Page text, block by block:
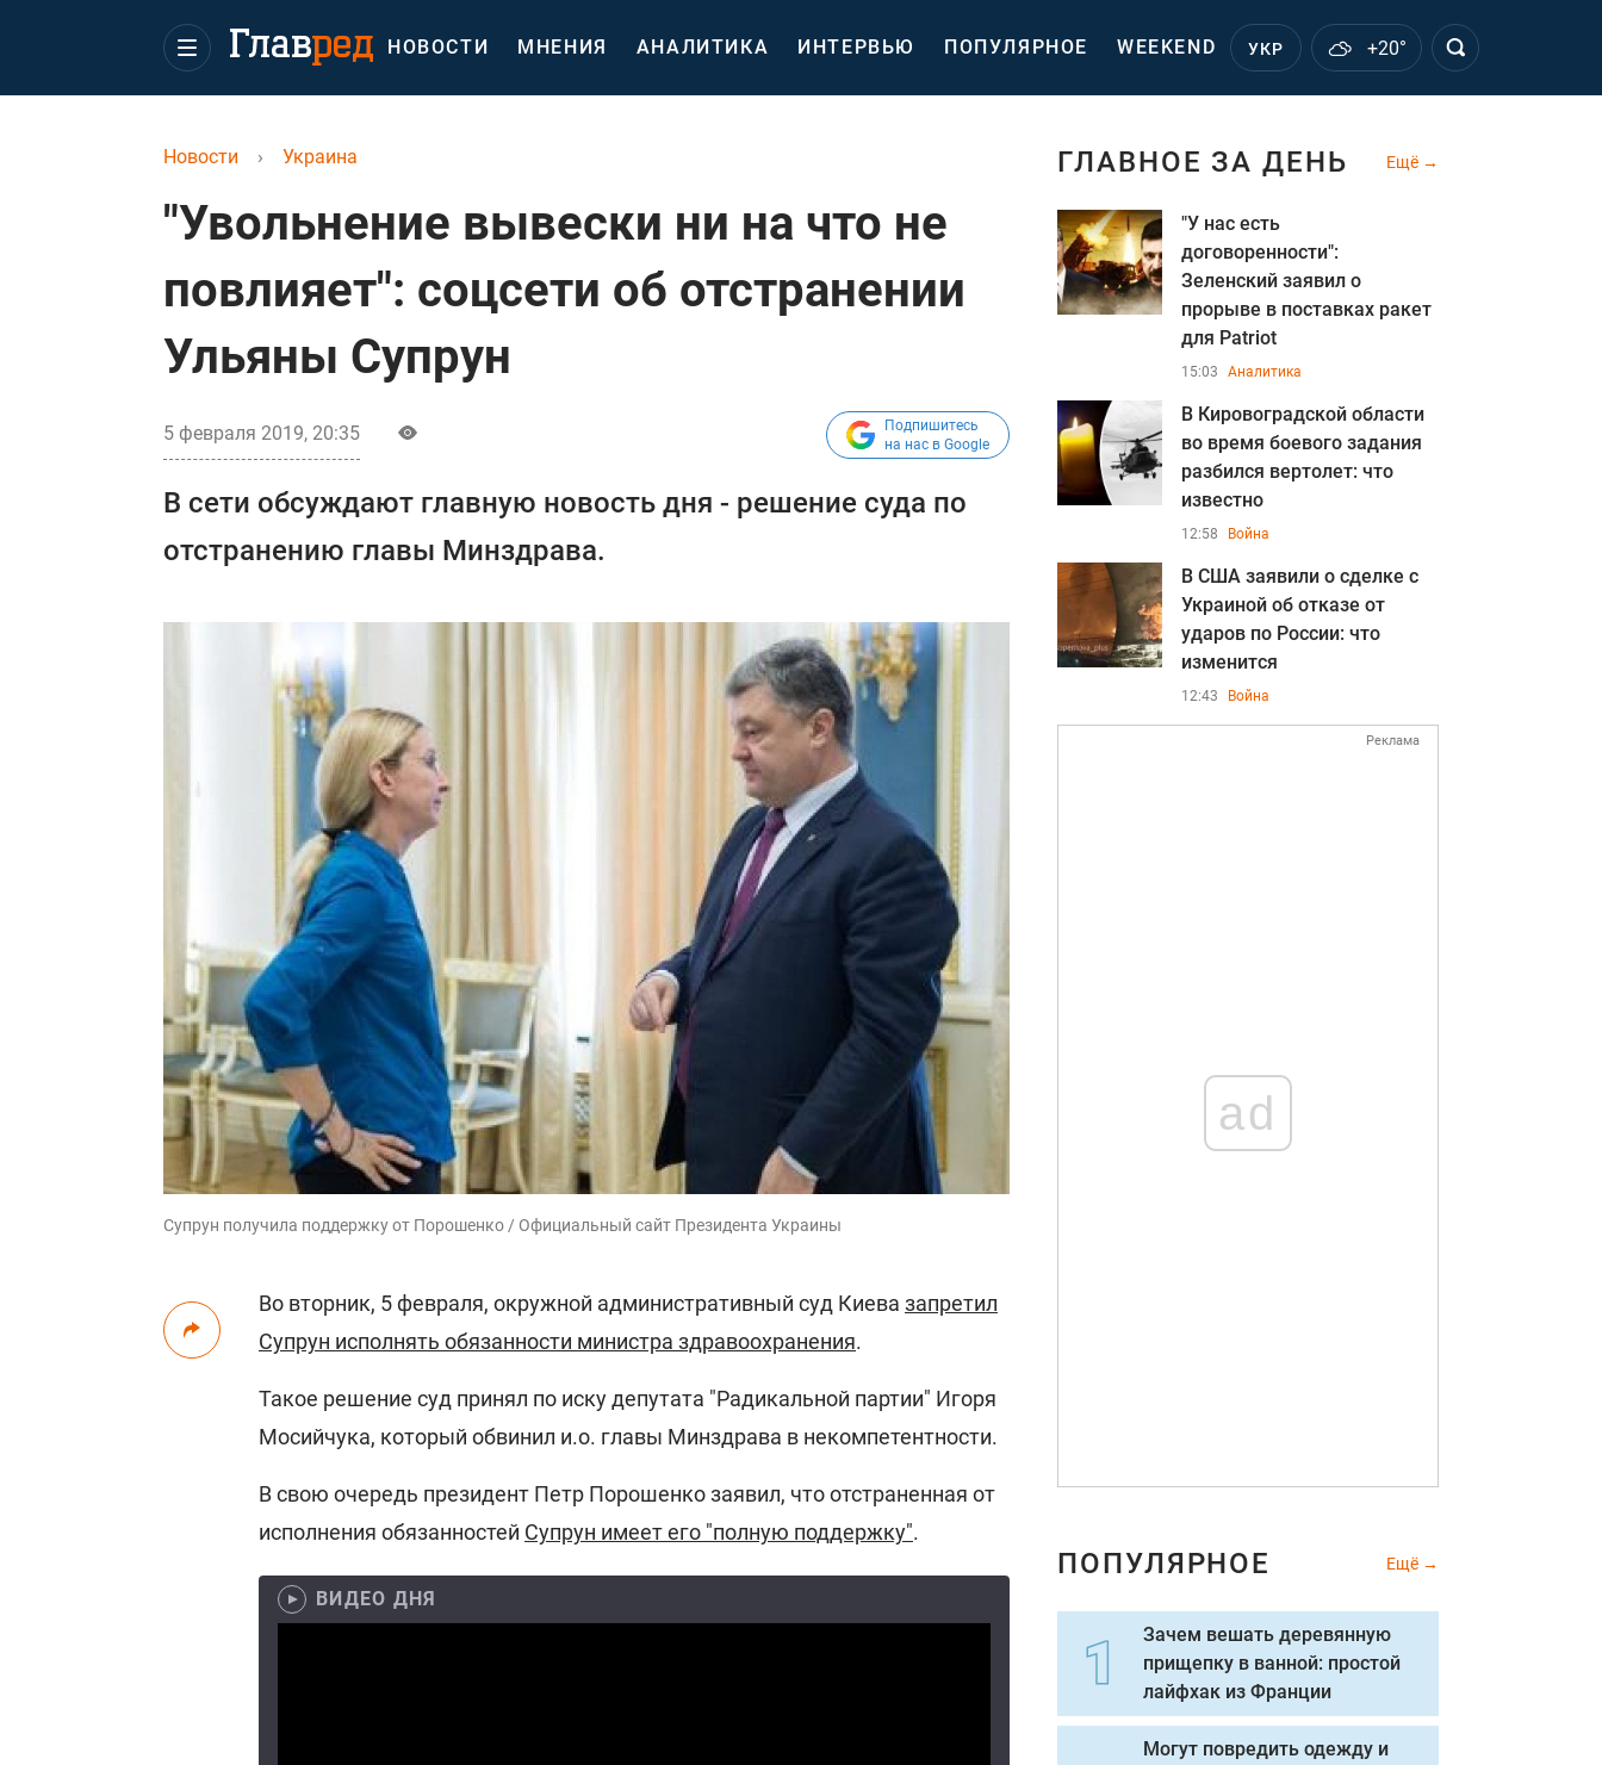
НОВОСТИ МНЕНИЯ АНАЛИТИКА ИНТЕРВЬЮ ПОПУЛЯРНОЕ WEEKEND УКР +20°
Новости › Украина
"Увольнение вывески ни на что не
повлияет": соцсети об отстранении
Ульяны Супрун
5 февраля 2019, 20:35
Подпишитесь
на нас в Google
В сети обсуждают главную новость дня - решение суда по
отстранению главы Минздрава.
Супрун получила поддержку от Порошенко / Официальный сайт Президента Украины
Во вторник, 5 февраля, окружной административный суд Киева запретил
Супрун исполнять обязанности министра здравоохранения.
Такое решение суд принял по иску депутата "Радикальной партии" Игоря
Мосийчука, который обвинил и.о. главы Минздрава в некомпетентности.
В свою очередь президент Петр Порошенко заявил, что отстраненная от
исполнения обязанностей Супрун имеет его "полную поддержку".
ВИДЕО ДНЯ
ГЛАВНОЕ ЗА ДЕНЬ Ещё
"У нас есть
договоренности":
Зеленский заявил о
прорыве в поставках ракет
для Patriot
15:03 Аналитика
В Кировоградской области
во время боевого задания
разбился вертолет: что
известно
12:58 Война
В США заявили о сделке с
Украиной об отказе от
ударов по России: что
изменится
12:43 Война
Реклама
ad
ПОПУЛЯРНОЕ Ещё
Зачем вешать деревянную
прищепку в ванной: простой
лайфхак из Франции
Могут повредить одежду и